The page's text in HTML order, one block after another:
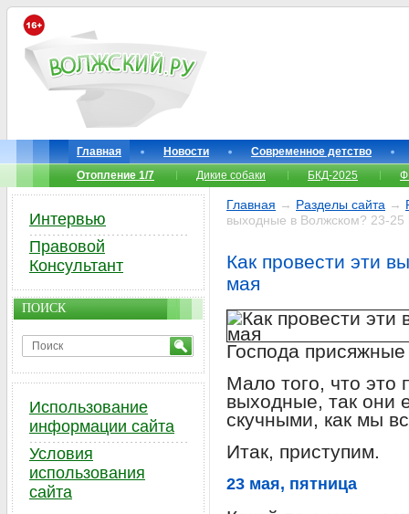
Главная Новости
Современное детство
Отопление 1/7
Дикие собаки БКД-2025
Главная → Разделы сайта →
выходные в Волжском? 23-25
Как провести эти
мая
Господа
Мало того, что это
выходные, так они
скучными, как мы
Итак, приступим.
23 мая, пятница
Интервью
Правовой
Консультант
ПОИСК
Использование
информации сайта
Условия
использования
сайта